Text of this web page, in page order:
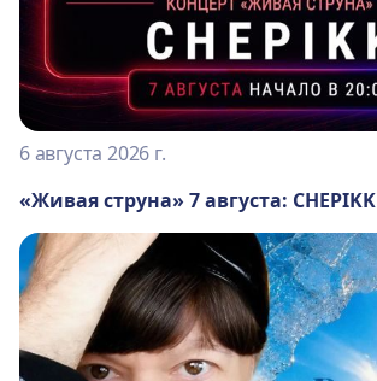
6 августа 2026 г.
«Живая струна» 7 августа: CHEPIKK